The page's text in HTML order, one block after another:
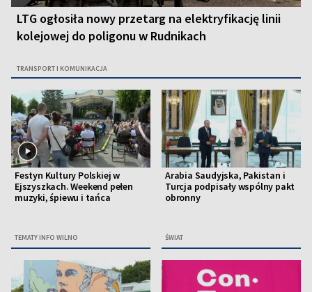
LTG ogłosiła nowy przetarg na elektryfikację linii
kolejowej do poligonu w Rudnikach
TRANSPORT I KOMUNIKACJA
Festyn Kultury Polskiej w
Ejszyszkach. Weekend pełen
muzyki, śpiewu i tańca
TEMATY INFO WILNO
Arabia Saudyjska, Pakistan i
Turcja podpisały wspólny pakt
obronny
ŚWIAT